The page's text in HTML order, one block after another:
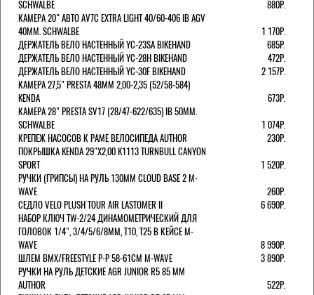
SCHWALBE
880Р.
КАМЕРА 20" АВТО AV7C EXTRA LIGHT 40/60-406 IB AGV
40MM. SCHWALBE
1 170Р.
ДЕРЖАТЕЛЬ ВЕЛО НАСТЕННЫЙ YC-23SA BIKEHAND
685Р.
ДЕРЖАТЕЛЬ ВЕЛО НАСТЕННЫЙ YC-28H BIKEHAND
472Р.
ДЕРЖАТЕЛЬ ВЕЛО НАСТЕННЫЙ YC-30F BIKEHAND
2 157Р.
КАМЕРА 27,5" PRESTA 48ММ 2,00-2,35 (52/58-584)
KENDA
673Р.
КАМЕРА 28" PRESTA SV17 (28/47-622/635) IB 50MM.
SCHWALBE
1 074Р.
КРЕПЕЖ НАСОСОВ К РАМЕ ВЕЛОСИПЕДА AUTHOR
230Р.
ПОКРЫШКА KENDA 29"Х2,00 K1113 TURNBULL CANYON
SPORT
1 520Р.
РУЧКИ (ГРИПСЫ) НА РУЛЬ 130ММ CLOUD BASE 2 M-
WAVE
260Р.
СЕДЛО VELO PLUSH TOUR AIR LASTOMER II
6 690Р.
НАБОР КЛЮЧ TW-2/24 ДИНАМОМЕТРИЧЕСКИЙ ДЛЯ
ГОЛОВОК 1/4", 3/4/5/6/8ММ, T10, T25 В КЕЙСЕ M-
WAVE
8 990Р.
ШЛЕМ ВМХ/FREESTYLE Р-Р 58-61СМ M-WAVE
3 890Р.
РУЧКИ НА РУЛЬ ДЕТСКИЕ AGR JUNIOR R5 85 ММ
AUTHOR
522Р.